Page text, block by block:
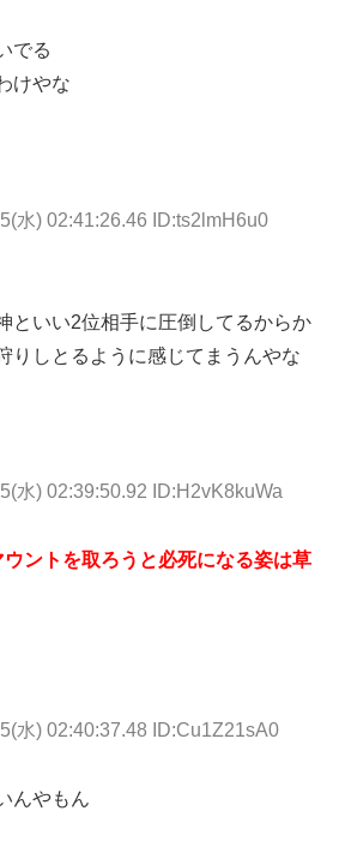
でる
けやな
水) 02:41:26.46 ID:ts2lmH6u0
といい2位相手に圧倒してるからか
りしとるように感じてまうんやな
水) 02:39:50.92 ID:H2vK8kuWa
ントを取ろうと必死になる姿は草
水) 02:40:37.48 ID:Cu1Z21sA0
んやもん